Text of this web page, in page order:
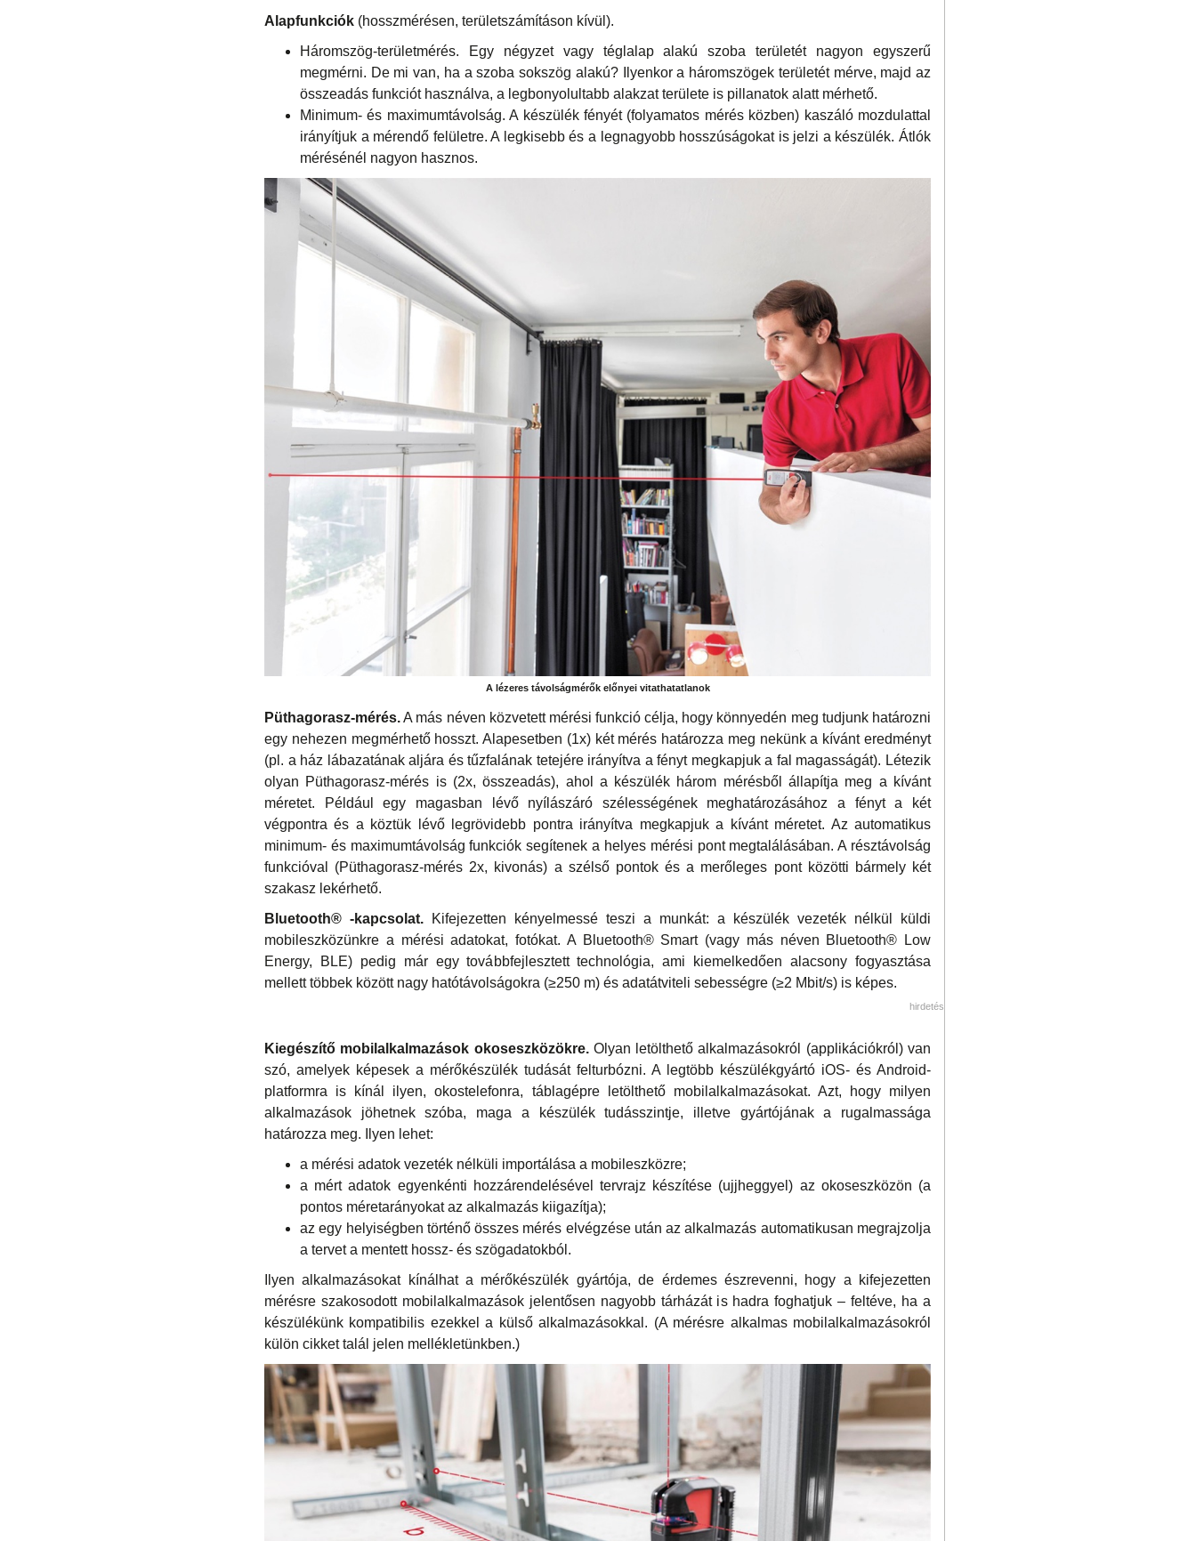
Alapfunkciók (hosszmérésen, területszámításon kívül).
Háromszög-területmérés. Egy négyzet vagy téglalap alakú szoba területét nagyon egyszerű
megmérni. De mi van, ha a szoba sokszög alakú? Ilyenkor a háromszögek területét mérve, majd az
összeadás funkciót használva, a legbonyolultabb alakzat területe is pillanatok alatt mérhető.
Minimum- és maximumtávolság. A készülék fényét (folyamatos mérés közben) kaszáló mozdulattal
irányítjuk a mérendő felületre. A legkisebb és a legnagyobb hosszúságokat is jelzi a készülék. Átlók
mérésénél nagyon hasznos.
A lézeres távolságmérők előnyei vitathatatlanok
Püthagorasz-mérés.A más néven közvetett mérési funkció célja, hogy könnyedén meg tudjunk határozni
egy nehezen megmérhető hosszt. Alapesetben (1x) két mérés határozza meg nekünk a kívánt eredményt
(pl. a ház lábazatának aljára és tűzfalának tetejére irányítva a fényt megkapjuk a fal magasságát). Létezik
olyan Püthagorasz-mérés is (2x, összeadás), ahol a készülék három mérésből állapítja meg a kívánt
méretet. Például egy magasban lévő nyílászáró szélességének meghatározásához a fényt a két
végpontra és a köztük lévő legrövidebb pontra irányítva megkapjuk a kívánt méretet. Az automatikus
minimum- és maximumtávolság funkciók segítenek a helyes mérési pont megtalálásában. A résztávolság
funkcióval (Püthagorasz-mérés 2x, kivonás) a szélső pontok és a merőleges pont közötti bármely két
szakasz lekérhető.
Bluetooth® -kapcsolat.
Kifejezetten kényelmessé teszi a munkát: a készülék vezeték nélkül küldi
mobileszközünkre a mérési adatokat, fotókat. A Bluetooth® Smart (vagy más néven Bluetooth® Low
Energy, BLE) pedig már egy továbbfejlesztett technológia, ami kiemelkedően alacsony fogyasztása
mellett többek között nagy hatótávolságokra (≥250 m) és adatátviteli sebességre (≥2 Mbit/s) is képes.
hirdetés
Kiegészítő mobilalkalmazások okoseszközökre.Olyan letölthető alkalmazásokról (applikációkról) van
szó, amelyek képesek a mérőkészülék tudását felturbózni. A legtöbb készülékgyártó iOS- és Android-
platformra is kínál ilyen, okostelefonra, táblagépre letölthető mobilalkalmazásokat. Azt, hogy milyen
alkalmazások jöhetnek szóba, maga a készülék tudásszintje, illetve gyártójának a rugalmassága
határozza meg. Ilyen lehet:
a mérési adatok vezeték nélküli importálása a mobileszközre;
a mért adatok egyenkénti hozzárendelésével tervrajz készítése (ujjheggyel) az okoseszközön (a
pontos méretarányokat az alkalmazás kiigazítja);
az egy helyiségben történő összes mérés elvégzése után az alkalmazás automatikusan megrajzolja
a tervet a mentett hossz- és szögadatokból.
Ilyen alkalmazásokat kínálhat a mérőkészülék gyártója, de érdemes észrevenni, hogy a kifejezetten
mérésre szakosodott mobilalkalmazások jelentősen nagyobb tárházát is hadra foghatjuk – feltéve, ha a
készülékünk kompatibilis ezekkel a külső alkalmazásokkal. (A mérésre alkalmas mobilalkalmazásokról
külön cikket talál jelen mellékletünkben.)